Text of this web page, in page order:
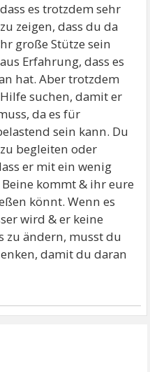
es trotzdem sehr
zeigen, dass du da
große Stütze sein
Erfahrung, dass es
hat. Aber trotzdem
suchen, damit er
da es für
sein kann. Du
begleiten oder
er mit ein wenig
kommt & ihr eure
könnt. Wenn es
wird & er keine
zu ändern, musst du
damit du daran